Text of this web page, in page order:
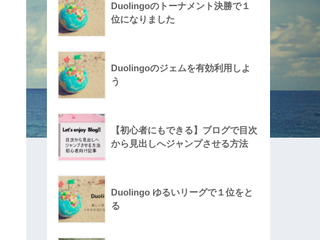
Duolingoのトーナメント決勝で１
位になりました
Duolingoのジェムを有効利用しよ
う
【初心者にもできる】ブログで目次
から見出しへジャンプさせる方法
Duolingo ゆるいリーグで１位をと
る